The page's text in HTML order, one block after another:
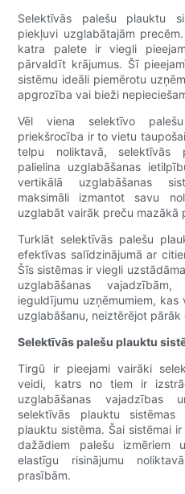
Selektīvās palešu plauktu
piekļuvi uzglabātajām
katra palete ir viegli
pārvaldīt krājumus. Šī
sistēmu ideāli piemērotu
apgrozība vai bieži
Vēl viena selektīvo
priekšrocība ir to vietu
telpu noliktavā, selektīvās
palielina uzglabāšanas
vertikālā uzglabāšanas
maksimāli izmantot savu
uzglabāt vairāk preču mazākā
Turklāt selektīvās palešu
efektīvas salīdzinājumā ar
Šīs sistēmas ir viegli
uzglabāšanas
ieguldījumu uzņēmumiem,
uzglabāšanu, neiztērējot pārāk
Selektīvās palešu plauktu
Tirgū ir pieejami vairāki
veidi, katrs no tiem ir
uzglabāšanas vajadzības
selektīvās plauktu
plauktu sistēma. Šai sistēmai
dažādiem palešu
elastīgu risinājumu
prasībām.